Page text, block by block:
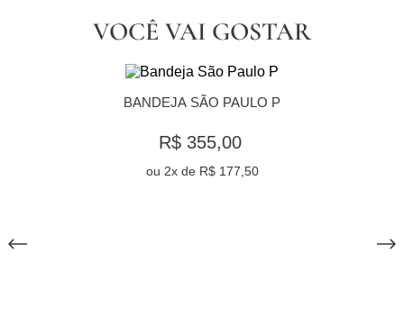
VOCÊ VAI GOSTAR
BANDEJA SÃO PAULO P
R$ 355,00
ou 2x de R$ 177,50